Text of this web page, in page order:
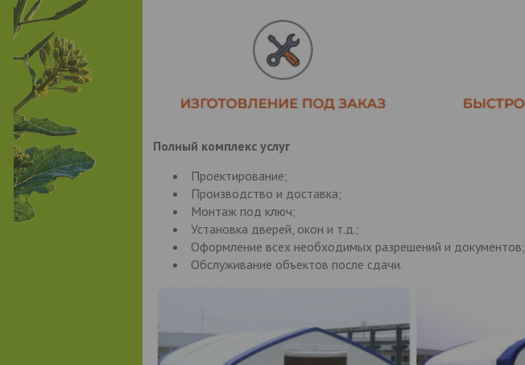
Полный комплекс услуг
Проектирование;
Производство и доставка;
Монтаж под ключ;
Установка дверей, окон и т.д.;
Оформление всех необходимых разрешений и документов;
Обслуживание объектов после сдачи.